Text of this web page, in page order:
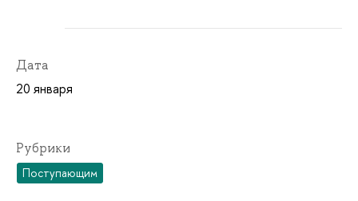
Дата
20 января
Рубрики
Поступающим